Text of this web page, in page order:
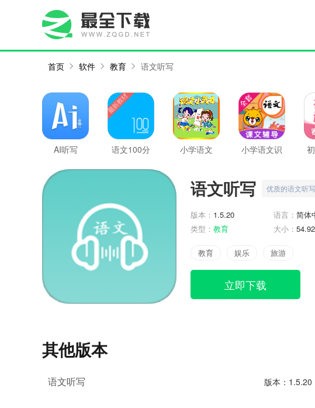
首页 软件 教育 语文听写
AI听写 语文100分 小学语文
小学语文识
语文听写 优质的语文听写
版本： 1.5.20 语言： 简体
类型： 教育 大小：
教育 娱乐 旅游
立即下载
其他版本
语文听写 版本：1.5.20